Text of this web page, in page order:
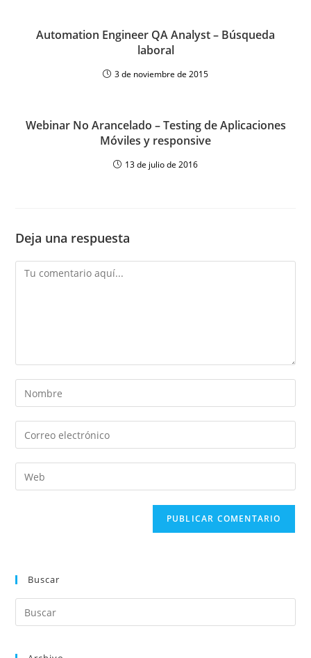
Automation Engineer QA Analyst – Búsqueda
laboral
3 de noviembre de 2015
Webinar No Arancelado – Testing de Aplicaciones
Móviles y responsive
13 de julio de 2016
Deja una respuesta
Buscar